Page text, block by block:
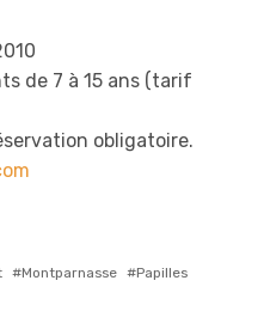
de 7 à 15 ans (tarif
obligatoire.
Montparnasse
Papilles